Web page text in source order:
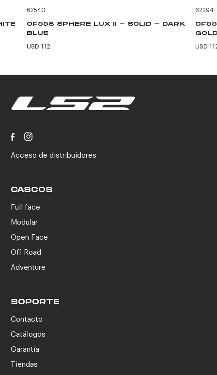
62540
OF558 SPHERE LUX II - SOLID - DARK
BLUE
USD 112
62294
USD
Acceso de distribuidores
CASCOS
Full face
Modular
Open Face
Off Road
Adventure
SOPORTE
Contacto
Catálogos
Garantía
Tiendas